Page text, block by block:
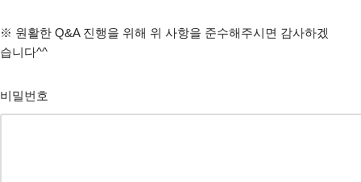
※ 원활한 Q&A 진행을 위해 위 사항을 준수해주시면 감사하겠
습니다^^
비밀번호